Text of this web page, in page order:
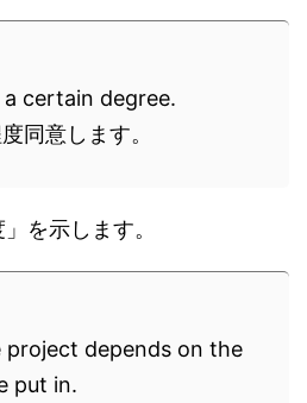
certain degree.
同意します。
を示します。
project depends on the
put in.